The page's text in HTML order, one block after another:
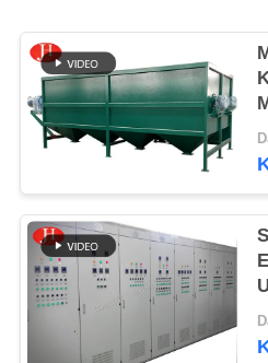
PETA
SITUS
KEBIJAKAN